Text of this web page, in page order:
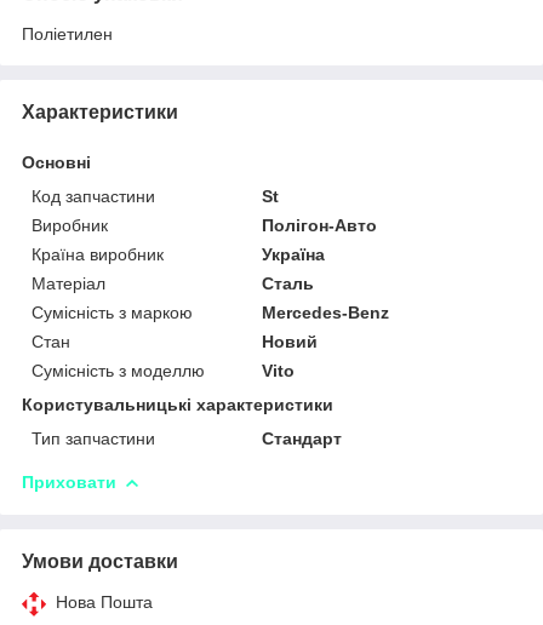
Поліетилен
Характеристики
Основні
Код запчастини
St
Виробник
Полігон-Авто
Країна виробник
Україна
Матеріал
Сталь
Сумісність з маркою
Mercedes-Benz
Стан
Новий
Сумісність з моделлю
Vito
Користувальницькі характеристики
Тип запчастини
Стандарт
Приховати
Умови доставки
Нова Пошта